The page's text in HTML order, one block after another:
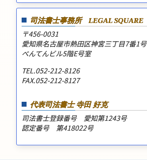
司法書士事務所 LEGAL SQUARE
〒456-0031
愛知県名古屋市熱田区神宮三丁目7番1号
べんてんビル5階E号室
TEL.052-212-8126
FAX.052-212-8127
代表司法書士 寺田 好克
司法書士登録番号 愛知第1243号
認定番号 第418022号